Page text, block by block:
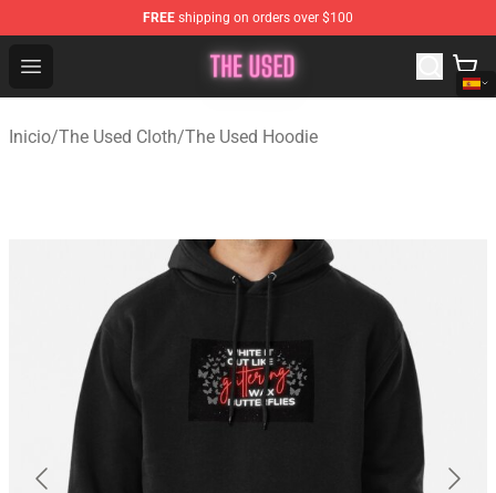
FREE shipping on orders over $100
Open menu
The Used Store - Official The Used Merchandise Shop
Inicio/The Used Cloth/The Used Hoodie